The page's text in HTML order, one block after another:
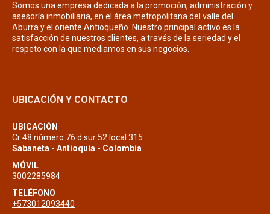
Somos una empresa dedicada a la promoción, administración y
asesoría inmobiliaria, en el área metropolitana del valle del
Aburra y el oriente Antioqueño. Nuestro principal activo es la
satisfacción de nuestros clientes, a través de la seriedad y el
respeto con la que mediamos en sus negocios.
UBICACIÓN Y CONTACTO
UBICACIÓN
Cr 48 número 76 d sur 52 local 315
Sabaneta - Antioquia - Colombia
MÓVIL
3002285984
TELÉFONO
+573012093440